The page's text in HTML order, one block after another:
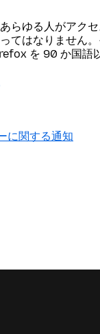
らゆる人がアク
てはなりません
を 90 か国語
に関する通知